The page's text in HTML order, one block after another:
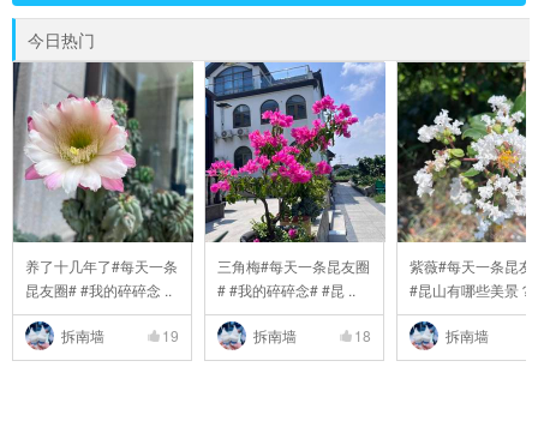
今日热门
养了十几年了#每天一条
昆友圈# #我的碎碎念 ..
拆南墙 19
三角梅#每天一条昆友圈
# #我的碎碎念# #昆 ..
拆南墙 18
紫薇#每天一条昆友
#昆山有哪些美景？
拆南墙